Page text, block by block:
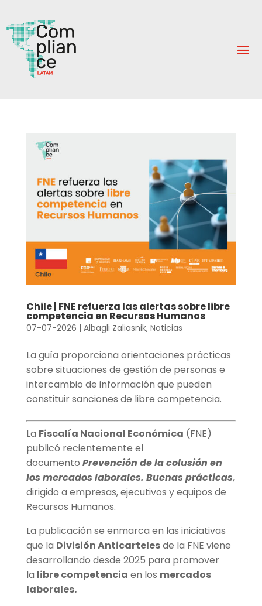
Chile | FNE refuerza las alertas sobre libre
competencia en Recursos Humanos
07-07-2026 | Albagli Zaliasnik, Noticias
La guía proporciona orientaciones prácticas
sobre situaciones de gestión de personas e
intercambio de información que pueden
constituir sanciones de libre competencia.
La Fiscalía Nacional Económica (FNE)
publicó recientemente el
documento Prevención de la colusión en
los mercados laborales. Buenas prácticas,
dirigido a empresas, ejecutivos y equipos de
Recursos Humanos.
La publicación se enmarca en las iniciativas
que la División Anticartelesde la FNE viene
desarrollando desde 2025 para promover
la libre competencia en los mercados
laborales.